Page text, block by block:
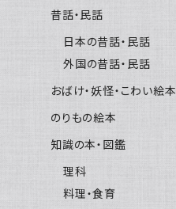
昔話・民話
日本の昔話・民話
外国の昔話・民話
おばけ・妖怪・こわい絵本
のりもの絵本
知識の本・図鑑
理科
料理・食育